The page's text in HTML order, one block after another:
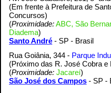
(Em frente à Prefeitura de
Concursos)
(Proximidade:ABC, São
Diadema)
Santo André - SP - Brasil
Rua Goiânia, 344 - Parque
(Próximo das R. José Cobra e
(Proximidade: Jacareí)
São José dos Campos - SP -